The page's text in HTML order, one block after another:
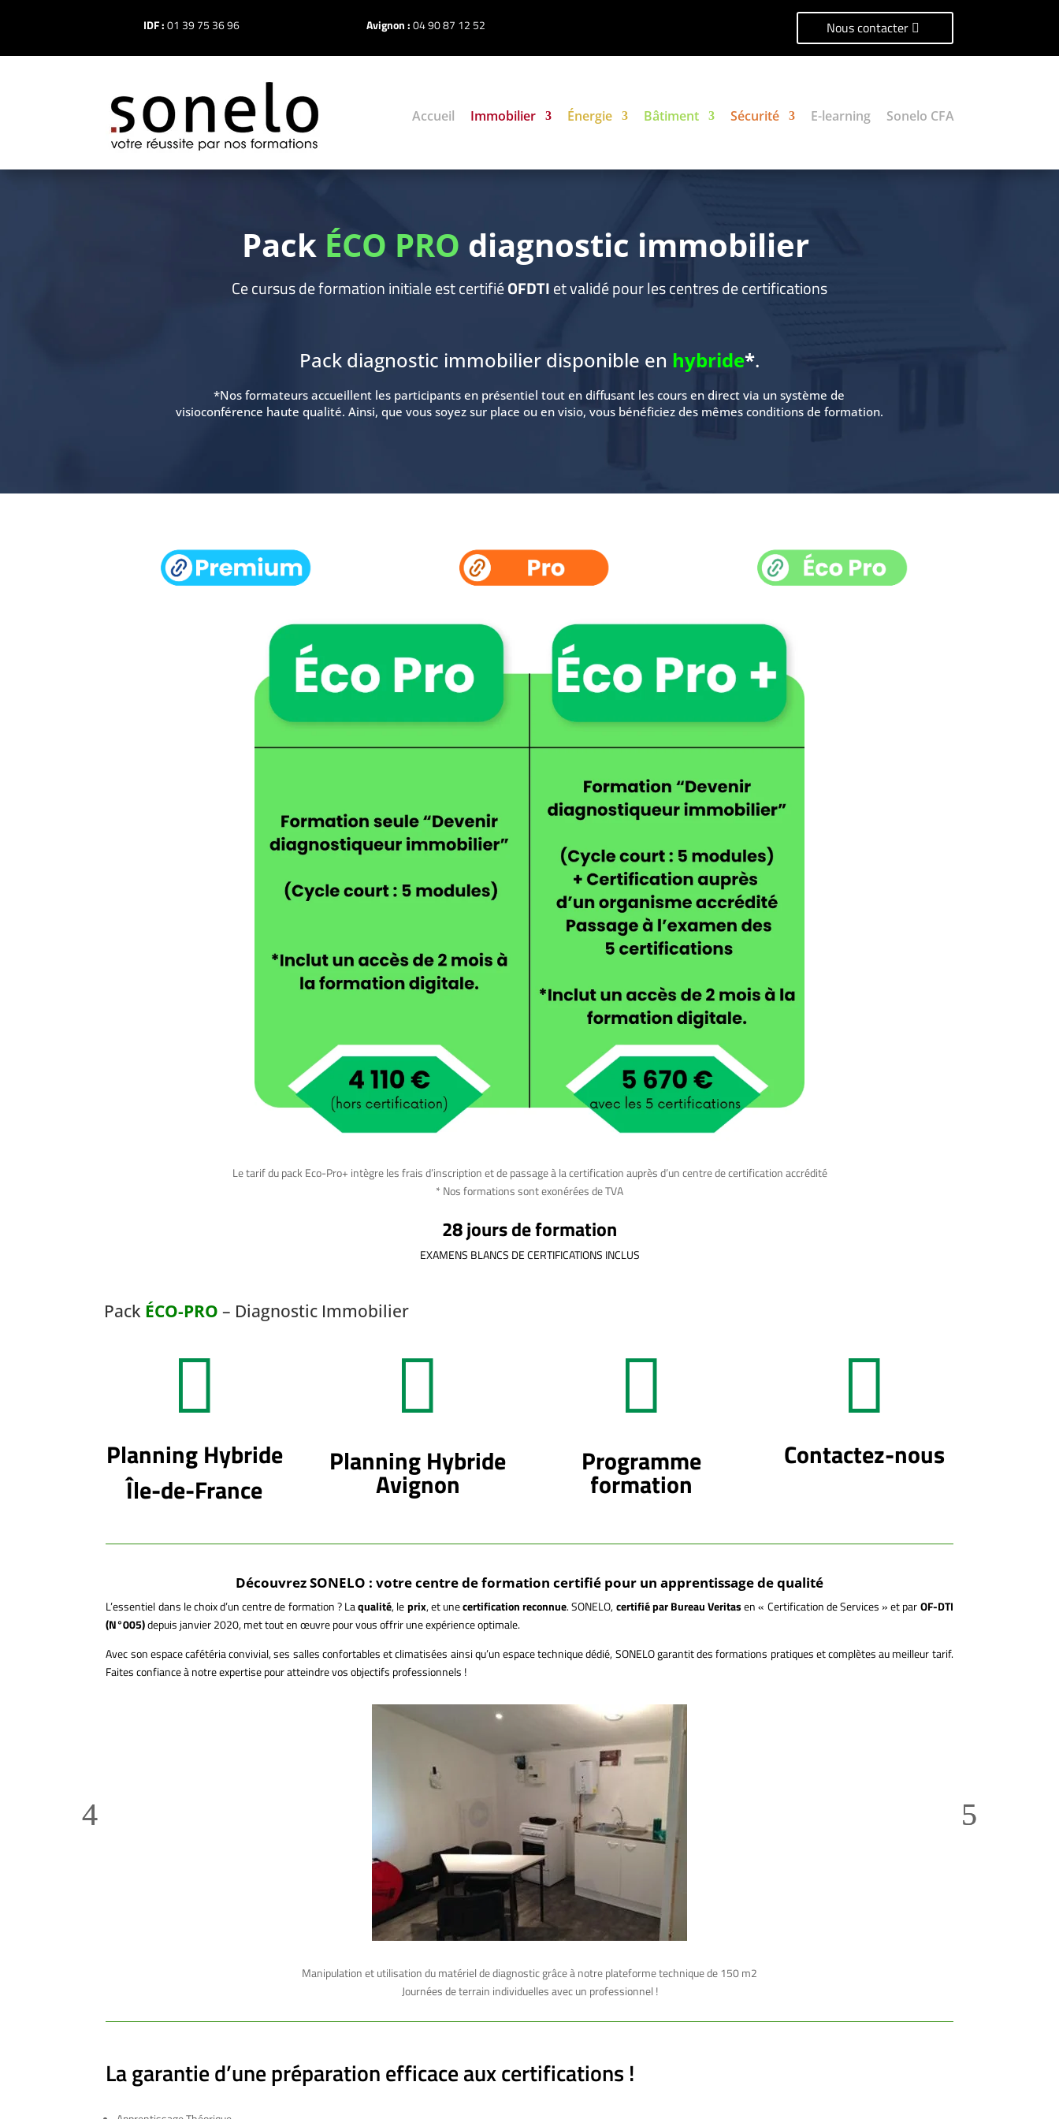
IDF :01 39 75 36 96 Avignon :04 90 87 12 52 Nous contacter
Accueil Immobilier Énergie Bâtiment Sécurité E-learning Sonelo CFA
Pack ÉCO PRO diagnostic immobilier
Ce cursus de formation initiale est certifiéOFDTIet validé pour les centres de certifications
Pack diagnostic immobilier disponible en hybride*.
*Nos formateurs accueillent les participants en présentiel tout en diffusant les cours en direct via un système de
visioconférence haute qualité. Ainsi, que vous soyez sur place ou en visio, vous bénéficiez des mêmes conditions de formation.
Le tarif du pack Eco-Pro+ intègre les frais d’inscription et de passage à la certification auprès d’un centre de certification accrédité
* Nos formations sont exonérées de TVA
28 jours de formation
EXAMENS BLANCS DE CERTIFICATIONS INCLUS
Pack ÉCO-PRO – Diagnostic Immobilier

Planning Hybride
Île-de-France

Planning Hybride
Avignon

Programme
formation

Contactez-nous
Découvrez SONELO : votre centre de formation certifié pour un apprentissage de qualité
L’essentiel dans le choix d’un centre de formation ? Laqualité, leprix, et unecertification reconnue. SONELO,certifié par Bureau Veritasen « Certification de Services » et parOF-DTI
(N°005)depuis janvier 2020, met tout en œuvre pour vous offrir une expérience optimale.
Avec son espace cafétéria convivial, ses salles confortables et climatisées ainsi qu’un espace technique dédié, SONELO garantit des formations pratiques et complètes au meilleur tarif.
Faites confiance à notre expertise pour atteindre vos objectifs professionnels !
Manipulation et utilisation du matériel de diagnostic grâce à notre plateforme technique de 150 m2
Journées de terrain individuelles avec un professionnel !
La garantie d’une préparation efficace aux certifications !